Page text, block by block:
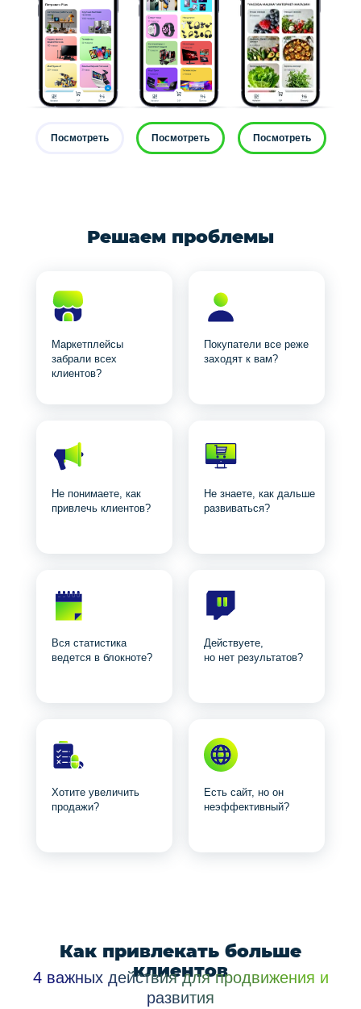
Посмотреть
Посмотреть карту клиентов
Посмотреть Посмотреть
Решаем проблемы
Маркетплейсы
забрали всех
клиентов?
Покупатели все реже
заходят к вам?
Не понимаете, как
привлечь клиентов?
Не знаете, как дальше
развиваться?
Вся статистика
ведется в блокноте?
Действуете,
но нет результатов?
Хотите увеличить
продажи?
Есть сайт, но он
неэффективный?
Как привлекать больше
клиентов
4 важных действия для продвижения и
развития